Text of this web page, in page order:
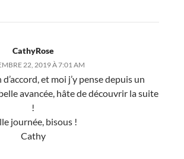
CathyRose
22, 2019 À 7:01 AM
et moi j’y pense depuis un
avancée, hâte de découvrir la suite
!
journée, bisous !
Cathy